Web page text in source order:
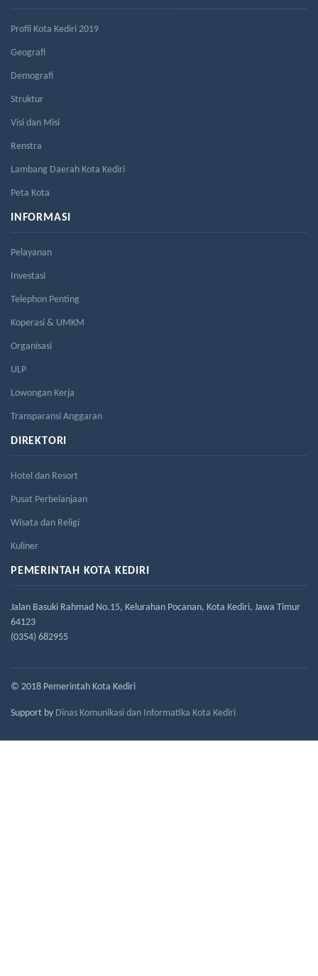
Profil Kota Kediri 2019
Geografi
Demografi
Struktur
Visi dan Misi
Renstra
Lambang Daerah Kota Kediri
Peta Kota
INFORMASI
Pelayanan
Investasi
Telephon Penting
Koperasi & UMKM
Organisasi
ULP
Lowongan Kerja
Transparansi Anggaran
DIREKTORI
Hotel dan Resort
Pusat Perbelanjaan
Wisata dan Religi
Kuliner
PEMERINTAH KOTA KEDIRI
Jalan Basuki Rahmad No.15, Kelurahan Pocanan, Kota Kediri, Jawa Timur
64123
(0354) 682955
© 2018 Pemerintah Kota Kediri
Support by Dinas Komunikasi dan Informatika Kota Kediri